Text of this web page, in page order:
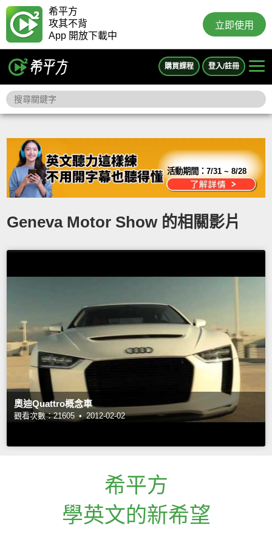
希平方
攻其不背
App 開放下載中
立即使用
購買課程 登入/註冊
活動期間：7/31 ~ 8/28
Geneva Motor Show 的相關影片
奧迪Quattro概念車
觀看次數：21605 • 2012-02-02
希平方
學英文的新希望